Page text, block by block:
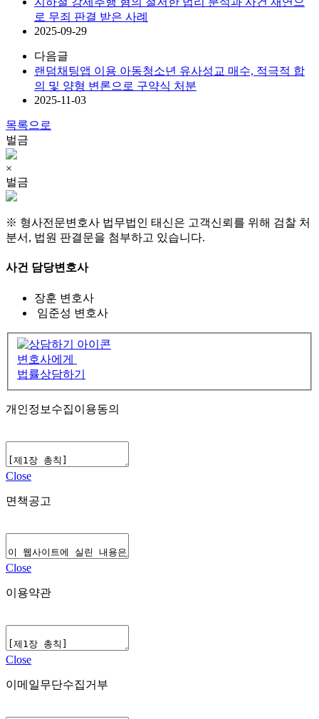
로 무죄 판결 받은 사례
2025-09-29
다음글
랜덤채팅앱 이용 아동청소년 유사성교 매수, 적극적 합
의 및 양형 변론으로 구약식 처분
2025-11-03
목록으로
벌금
×
벌금
※ 형사전문변호사 법무법인 태신은 고객신뢰를 위해 검찰 처
분서, 법원 판결문을 첨부하고 있습니다.
사건 담당변호사
장훈 변호사
임준성 변호사
변호사에게
법률상담하기
개인정보수집이용동의
Close
면책공고
Close
이용약관
Close
이메일무단수집거부